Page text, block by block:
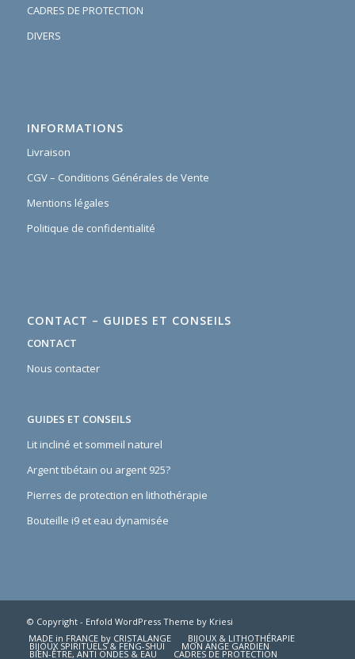
CADRES DE PROTECTION
DIVERS
INFORMATIONS
Livraison
CGV – Conditions Générales de Vente
Mentions légales
Politique de confidentialité
CONTACT – GUIDES ET CONSEILS
CONTACT
Nous contacter
GUIDES ET CONSEILS
Lit incliné et sommeil naturel
Argent tibétain ou argent 925?
Pierres de protection en lithothérapie
Bouteille i9 et eau dynamisée
© Copyright - Enfold WordPress Theme by Kriesi
MADE in FRANCE by CRISTALANGE
BIJOUX & LITHOTHÉRAPIE
BIJOUX SPIRITUELS & FENG-SHUI MON ANGE GARDIEN
BIEN-ÊTRE, ANTI ONDES & EAU CADRES DE PROTECTION